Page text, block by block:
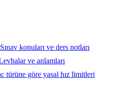
Sınav konuları ve ders notları
ve anlamları
türüne göre yasal hız limitleri